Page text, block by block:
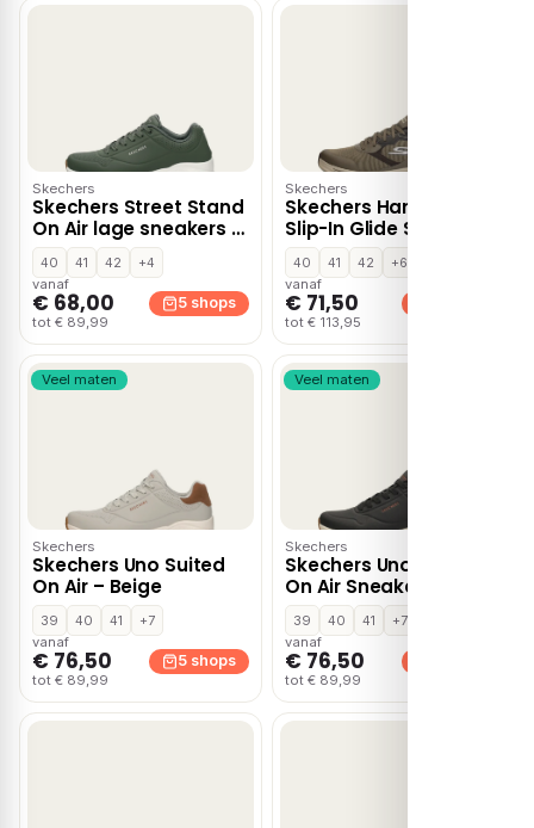
Skechers
Skechers Street Stand
On Air lage sneakers –
Groen
40 41 42
+4
vanaf
€ 68,00
tot € 89,99
5 shops
Skechers
Skechers Hands Free
Slip-In Glide Step 2
lage sneakers – Bruin
40 41 42
+6
vanaf
€ 71,50
tot € 113,95
Veel maten
Skechers
Skechers Uno Suited
On Air – Beige
39 40 41
+7
vanaf
€ 76,50
tot € 89,99
5 shops
Veel maten
Skechers
Skechers Uno Suited
On Air Sneakers zwart
39 40 41
+7
vanaf
€ 76,50
tot € 89,99